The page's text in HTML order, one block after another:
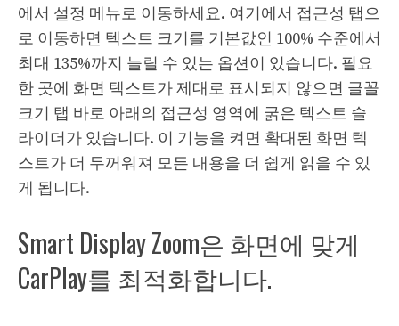
에서 설정 메뉴로 이동하세요. 여기에서 접근성 탭으
로 이동하면 텍스트 크기를 기본값인 100% 수준에서
최대 135%까지 늘릴 수 있는 옵션이 있습니다. 필요
한 곳에 화면 텍스트가 제대로 표시되지 않으면 글꼴
크기 탭 바로 아래의 접근성 영역에 굵은 텍스트 슬
라이더가 있습니다. 이 기능을 켜면 확대된 화면 텍
스트가 더 두꺼워져 모든 내용을 더 쉽게 읽을 수 있
게 됩니다.
Smart Display Zoom은 화면에 맞게
CarPlay를 최적화합니다.